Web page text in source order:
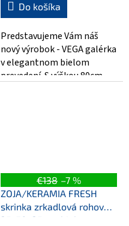
Do košíka
Predstavujeme Vám náš
nový výrobok - VEGA galérka
v elegantnom bielom
prevedení. S výškou 80cm,
€138 –7 %
ZOJA/KERAMIA FRESH
skrinka zrkadlová rohová
35x78x35cm, biela